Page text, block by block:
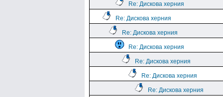
Re: Дискова херния
Re: Дискова херния
Re: Дискова херния
Re: Дискова херния
Re: Дискова херния
Re: Дискова херния
Re: Дискова херния